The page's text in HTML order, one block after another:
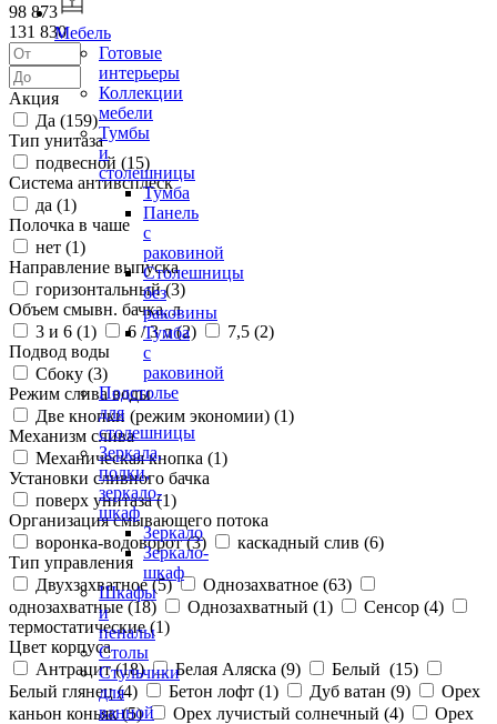
Мебель
Готовые
интерьеры
Коллекции
мебели
Тумбы
и
столешницы
Тумба
Панель
с
раковиной
Столешницы
без
раковины
Тумба
с
раковиной
Подстолье
для
столешницы
Зеркала,
полки,
зеркало-
шкаф
Зеркало
Зеркало-
шкаф
Шкафы
и
пеналы
Столы
Стульчики
для
ванной
98 873
131 830
Акция
Да (159)
Тип унитаза
подвесной (15)
Система антивсплеск
да (1)
Полочка в чаше
нет (1)
Направление выпуска
горизонтальный (3)
Объем смывн. бачка, л
3 и 6 (1) 6 / 3 л (2) 7,5 (2)
Подвод воды
Сбоку (3)
Режим слива воды
Две кнопки (режим экономии) (1)
Механизм слива
Механическая кнопка (1)
Установки сливного бачка
поверх унитаза (1)
Организация смывающего потока
воронка-водоворот (3) каскадный слив (6)
Тип управления
Двухзахватное (5) Однозахватное (63)
однозахватные (18) Однозахватный (1) Сенсор (4)
термостатические (1)
Цвет корпуса
Антрацит (18) Белая Аляска (9) Белый (15)
Белый глянец (4) Бетон лофт (1) Дуб ватан (9)
Орех
каньон коньяк (5) Орех лучистый солнечный (4)
Орех